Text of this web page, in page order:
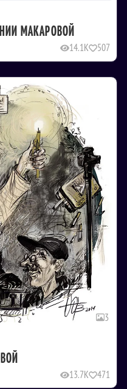
МАКАРОВОЙ
14.1K 507
3
13.7K 471